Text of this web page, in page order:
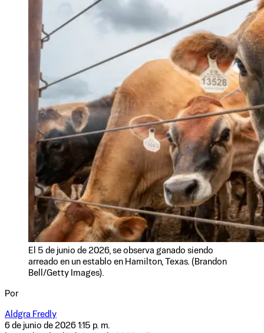
El 5 de junio de 2026, se observa ganado siendo
arreado en un establo en Hamilton, Texas. (Brandon
Bell/Getty Images).
Por
Aldgra Fredly
6 de junio de 2026 1:15 p. m.